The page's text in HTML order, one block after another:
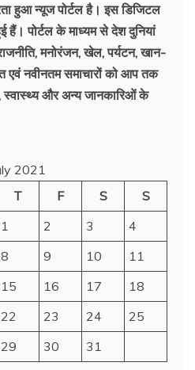
हुआ न्‍यूज पोर्टल है। इस डिजिटल
पोर्टल के माध्यम से देश दुनियां
मनोरंजन, खेल, पर्यटन, खान-
नवीनतम समाचारों को आप तक
स्वास्थ्य और अन्य जानकारिओं के
2021
T F S
S
1
2 3
4
8 9 10
11
15 16 17
18
22 23 24
25
29 30 31